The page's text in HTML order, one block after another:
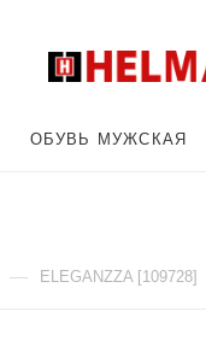
ОБУВЬ МУЖСКАЯ
— ELEGANZZA [109728]